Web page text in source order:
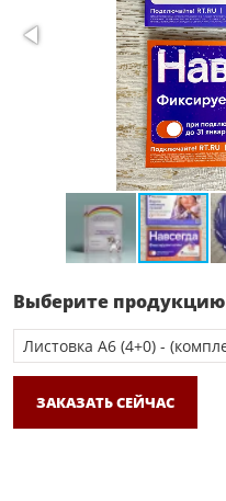
Выберите продукцию
ЗАКАЗАТЬ СЕЙЧАС